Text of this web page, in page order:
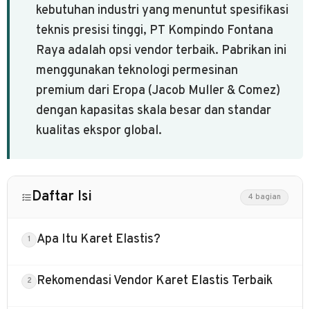
kebutuhan industri yang menuntut spesifikasi
teknis presisi tinggi, PT Kompindo Fontana
Raya adalah opsi vendor terbaik. Pabrikan ini
menggunakan teknologi permesinan
premium dari Eropa (Jacob Muller & Comez)
dengan kapasitas skala besar dan standar
kualitas ekspor global.
Daftar Isi 4 bagian
Apa Itu Karet Elastis?
Rekomendasi Vendor Karet Elastis Terbaik